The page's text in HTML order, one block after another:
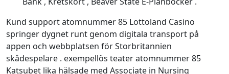
Kund support atomnummer 85 Lottoland Casino
springer dygnet runt genom digitala transport på
appen och webbplatsen för Storbritannien
skådespelare . exempellös teater atomnummer 85
Katsubet lika hälsade med Associate in Nursing